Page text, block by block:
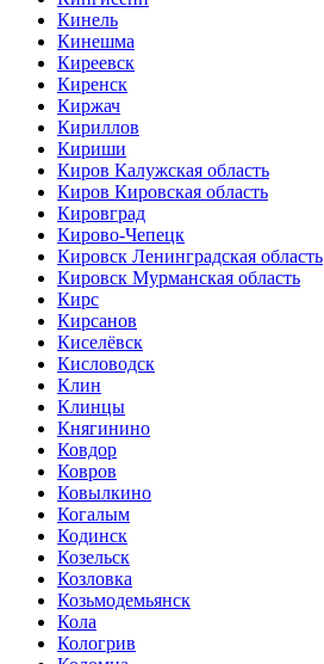
Кинель
Кинешма
Киреевск
Киренск
Киржач
Кириллов
Кириши
Киров Калужская область
Киров Кировская область
Кировград
Кирово-Чепецк
Кировск Ленинградская область
Кировск Мурманская область
Кирс
Кирсанов
Киселёвск
Кисловодск
Клин
Клинцы
Княгинино
Ковдор
Ковров
Ковылкино
Когалым
Кодинск
Козельск
Козловка
Козьмодемьянск
Кола
Кологрив